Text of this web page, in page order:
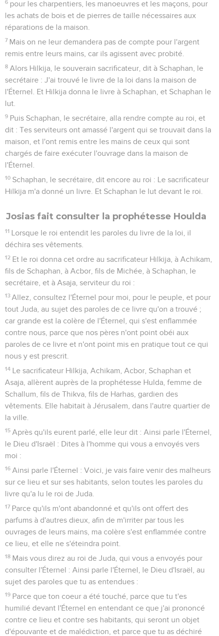
6 pour les charpentiers, les manoeuvres et les maçons, pour
les achats de bois et de pierres de taille nécessaires aux
réparations de la maison.
7 Mais on ne leur demandera pas de compte pour l'argent
remis entre leurs mains, car ils agissent avec probité.
8 Alors Hilkija, le souverain sacrificateur, dit à Schaphan, le
secrétaire : J'ai trouvé le livre de la loi dans la maison de
l'Éternel. Et Hilkija donna le livre à Schaphan, et Schaphan le
lut.
9 Puis Schaphan, le secrétaire, alla rendre compte au roi, et
dit : Tes serviteurs ont amassé l'argent qui se trouvait dans la
maison, et l'ont remis entre les mains de ceux qui sont
chargés de faire exécuter l'ouvrage dans la maison de
l'Éternel.
10 Schaphan, le secrétaire, dit encore au roi : Le sacrificateur
Hilkija m'a donné un livre. Et Schaphan le lut devant le roi.
Josias fait consulter la prophétesse Houlda
11 Lorsque le roi entendit les paroles du livre de la loi, il
déchira ses vêtements.
12 Et le roi donna cet ordre au sacrificateur Hilkija, à Achikam,
fils de Schaphan, à Acbor, fils de Michée, à Schaphan, le
secrétaire, et à Asaja, serviteur du roi :
13 Allez, consultez l'Éternel pour moi, pour le peuple, et pour
tout Juda, au sujet des paroles de ce livre qu'on a trouvé ;
car grande est la colère de l'Éternel, qui s'est enflammée
contre nous, parce que nos pères n'ont point obéi aux
paroles de ce livre et n'ont point mis en pratique tout ce qui
nous y est prescrit.
14 Le sacrificateur Hilkija, Achikam, Acbor, Schaphan et
Asaja, allèrent auprès de la prophétesse Hulda, femme de
Schallum, fils de Thikva, fils de Harhas, gardien des
vêtements. Elle habitait à Jérusalem, dans l'autre quartier de
la ville.
15 Après qu'ils eurent parlé, elle leur dit : Ainsi parle l'Éternel,
le Dieu d'Israël : Dites à l'homme qui vous a envoyés vers
moi :
16 Ainsi parle l'Éternel : Voici, je vais faire venir des malheurs
sur ce lieu et sur ses habitants, selon toutes les paroles du
livre qu'a lu le roi de Juda.
17 Parce qu'ils m'ont abandonné et qu'ils ont offert des
parfums à d'autres dieux, afin de m'irriter par tous les
ouvrages de leurs mains, ma colère s'est enflammée contre
ce lieu, et elle ne s'éteindra point.
18 Mais vous direz au roi de Juda, qui vous a envoyés pour
consulter l'Éternel : Ainsi parle l'Éternel, le Dieu d'Israël, au
sujet des paroles que tu as entendues :
19 Parce que ton coeur a été touché, parce que tu t'es
humilié devant l'Éternel en entendant ce que j'ai prononcé
contre ce lieu et contre ses habitants, qui seront un objet
d'épouvante et de malédiction, et parce que tu as déchiré